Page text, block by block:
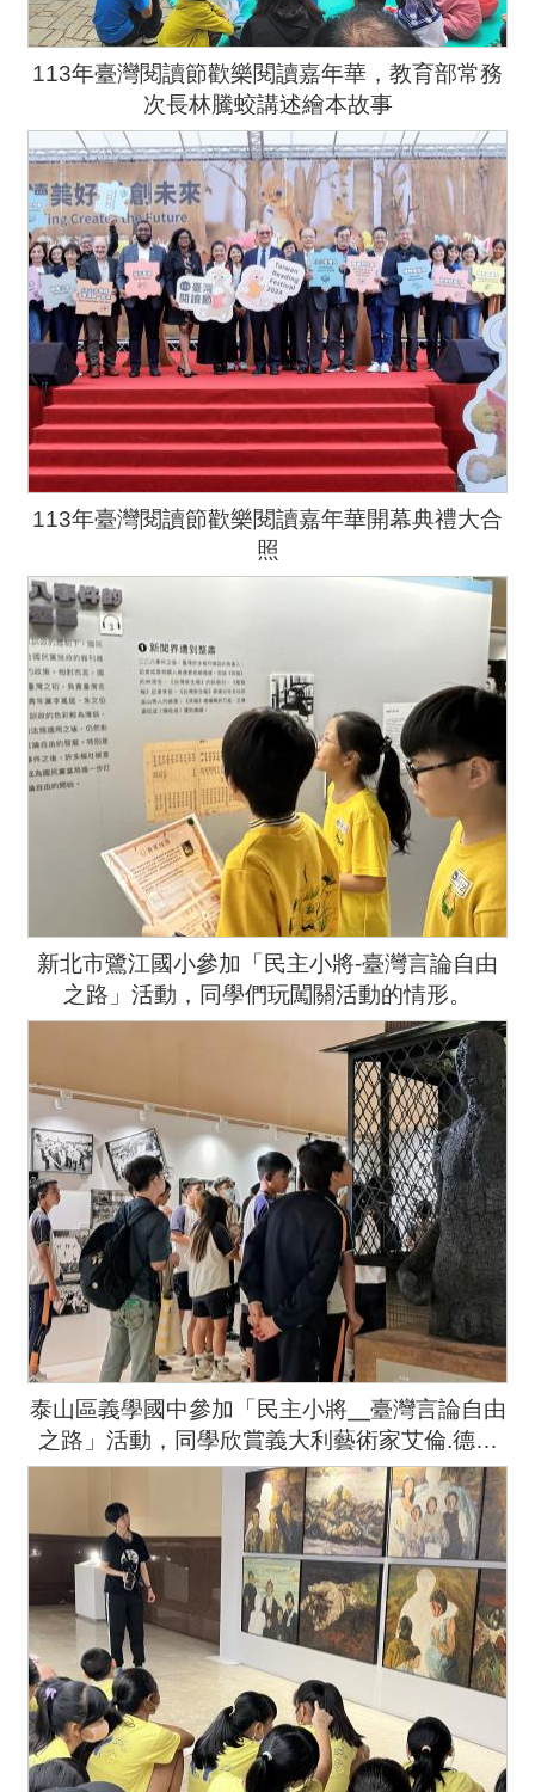
113年臺灣閱讀節歡樂閱讀嘉年華，教育部常務
次長林騰蛟講述繪本故事
113年臺灣閱讀節歡樂閱讀嘉年華開幕典禮大合
照
新北市鷺江國小參加「民主小將-臺灣言論自由
之路」活動，同學們玩闖關活動的情形。
泰山區義學國中參加「民主小將╴臺灣言論自由
之路」活動，同學欣賞義大利藝術家艾倫.德梅
茲《決定論》雕像作品。